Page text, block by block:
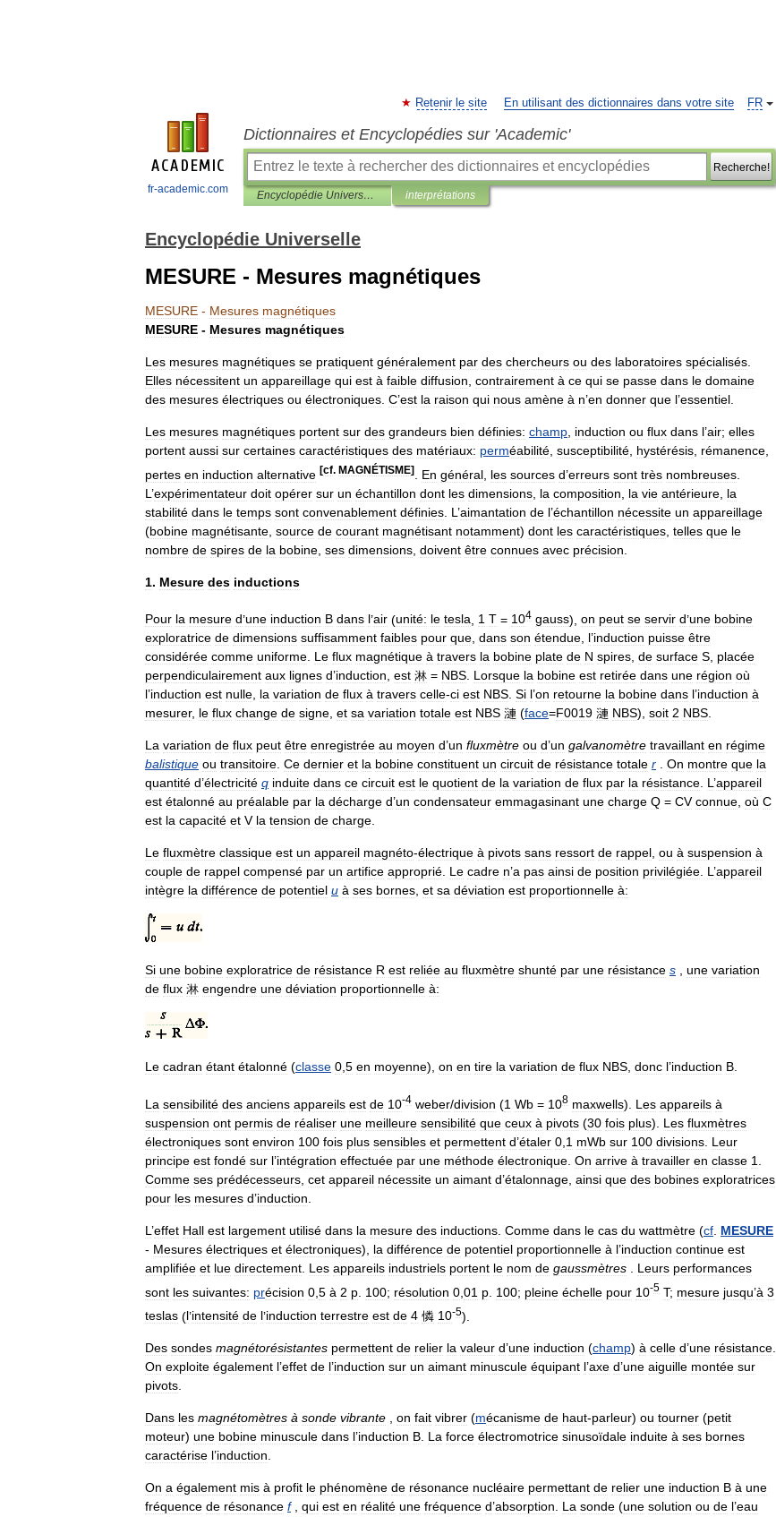
fr-academic.com
FR
Retenir le site En utilisant des dictionnaires dans votre site
Dictionnaires et Encyclopédies sur 'Academic'
Recherche!
Encyclopédie Universelle interprétations
Encyclopédie Universelle
MESURE - Mesures magnétiques
MESURE - Mesures magnétiques
MESURE - Mesures magnétiques
Les mesures magnétiques se pratiquent généralement par des chercheurs ou des laboratoires spécialisés
Elles nécessitent un appareillage qui est à faible diffusion contrairement à ce qui se passe dans le domaine
des mesures électriques ou électroniques C’est la raison qui nous amène à n’en donner que l’essentiel
Les mesures magnétiques portent sur des grandeurs bien définies: champ induction ou flux dans l’air; elles
portent aussi sur certaines caractéristiques des matériaux: perméabilité susceptibilité hystérésis rémanence
pertes en induction alternative [cf. MAGNÉTISME] En général les sources d’erreurs sont très nombreuses
L ’expérimentateur doit opérer sur un échantillon dont les dimensions la composition la vie antérieure la
stabilité dans le temps sont convenablement définies L ’aimantation de l’échantillon nécessite un appareillage
(bobine magnétisante source de courant magnétisant notamment) dont les caractéristiques telles que le
nombre de spires de la bobine ses dimensions doivent être connues avec précision
1. Mesure des inductions
Pour la mesure d’une induction B dans l’air (unité: le tesla 1 T = 104 gauss), on peut se servir d’une bobine
exploratrice de dimensions suffisamment faibles pour que, dans son étendue, l’induction puisse être
considérée comme uniforme. Le flux magnétique à travers la bobine plate de N spires, de surface S, placée
perpendiculairement aux lignes d’induction, est 淋 = NBS. Lorsque la bobine est retirée dans une région où
l’induction est nulle, la variation de flux à travers celle-ci est NBS. Si l’on retourne la bobine dans l’induction à
mesurer, le flux change de signe, et sa variation totale est NBS 漣 (face=F0019 漣 NBS), soit 2 NBS.
La variation de flux peut être enregistrée au moyen d’un fluxmètre ou d’un galvanomètre travaillant en régime
balistique ou transitoire. Ce dernier et la bobine constituent un circuit de résistance totale r . On montre que la
quantité d’électricité q induite dans ce circuit est le quotient de la variation de flux par la résistance. L’appareil
est étalonné au préalable par la décharge d’un condensateur emmagasinant une charge Q = CV connue, où C
est la capacité et V la tension de charge.
Le fluxmètre classique est un appareil magnéto-électrique à pivots sans ressort de rappel, ou à suspension à
couple de rappel compensé par un artifice approprié. Le cadre n’a pas ainsi de position privilégiée. L’appareil
intègre la différence de potentiel u à ses bornes, et sa déviation est proportionnelle à:
Si une bobine exploratrice de résistance R est reliée au fluxmètre shunté par une résistance s , une variation
de flux 淋 engendre une déviation proportionnelle à:
Le cadran étant étalonné (classe 0,5 en moyenne), on en tire la variation de flux NBS, donc l’induction B.
La sensibilité des anciens appareils est de 10-4 weber/division (1 Wb = 108 maxwells). Les appareils à
suspension ont permis de réaliser une meilleure sensibilité que ceux à pivots (30 fois plus). Les fluxmètres
électroniques sont environ 100 fois plus sensibles et permettent d’étaler 0 1 mWb sur 100 divisions Leur
principe est fondé sur l’intégration effectuée par une méthode électronique On arrive à travailler en classe 1
Comme ses prédécesseurs cet appareil nécessite un aimant d’étalonnage ainsi que des bobines exploratrices
pour les mesures d’induction
L ’effet Hall est largement utilisé dans la mesure des inductions Comme dans le cas du wattmètre (cf MESURE
- Mesures électriques et électroniques), la différence de potentiel proportionnelle à l’induction continue est
amplifiée et lue directement Les appareils industriels portent le nom de gaussmètres Leurs performances
sont les suivantes: précision 0 5 à 2 p 100; résolution 0 01 p 100; pleine échelle pour 10-5 T; mesure jusqu’à 3
teslas (l’intensité de l’induction terrestre est de 4 憐 10-5).
Des sondes magnétorésistantes permettent de relier la valeur d’une induction (champ) à celle d’une résistance.
On exploite également l’effet de l’induction sur un aimant minuscule équipant l’axe d’une aiguille montée sur
pivots.
Dans les magnétomètres à sonde vibrante , on fait vibrer (mécanisme de haut-parleur) ou tourner (petit
moteur) une bobine minuscule dans l’induction B. La force électromotrice sinusoïdale induite à ses bornes
caractérise l’induction.
On a également mis à profit le phénomène de résonance nucléaire permettant de relier une induction B à une
fréquence de résonance f, qui est en réalité une fréquence d’absorption. La sonde (une solution ou de l’eau